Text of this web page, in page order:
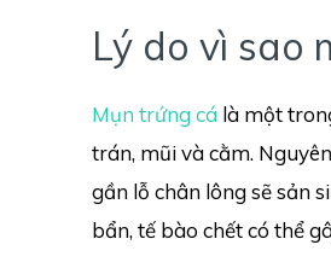
Lý do vì sao
Mụn trứng cá là một
trán, mũi và cằm.
gần lỗ chân lông sẽ sản
bẩn, tế bào chết có thể